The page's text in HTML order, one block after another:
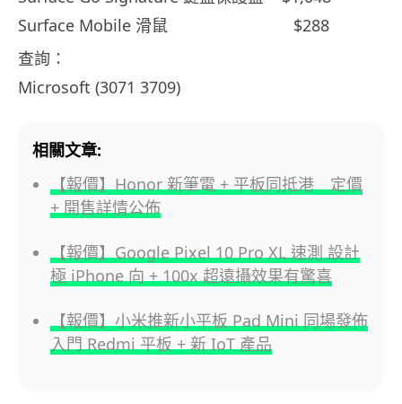
Surface Mobile 滑鼠 $288
查詢：
Microsoft (3071 3709)
相關文章:
【報價】Honor 新筆電 + 平板同抵港 定價
+ 開售詳情公佈
【報價】Google Pixel 10 Pro XL 速測 設計
極 iPhone 向 + 100x 超遠攝效果有驚喜
【報價】小米推新小平板 Pad Mini 同場發佈
入門 Redmi 平板 + 新 IoT 產品